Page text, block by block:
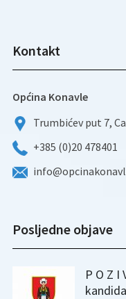
Kontakt
Općina Konavle
Trumbićev put 7,
+385 (0)20 478401
Posljedne objave
P O Z I